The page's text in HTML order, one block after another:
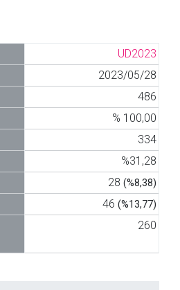
UD2023
2023/05/28
486
% 100,00
334
%31,28
28 (%8,38)
46 (%13,77)
260